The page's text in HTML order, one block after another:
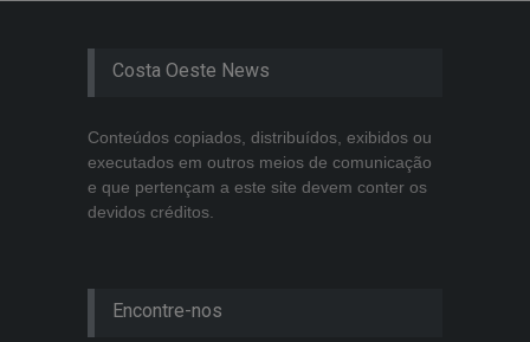
Costa Oeste News
Conteúdos copiados, distribuídos, exibidos ou
executados em outros meios de comunicação
e que pertençam a este site devem conter os
devidos créditos.
Encontre-nos